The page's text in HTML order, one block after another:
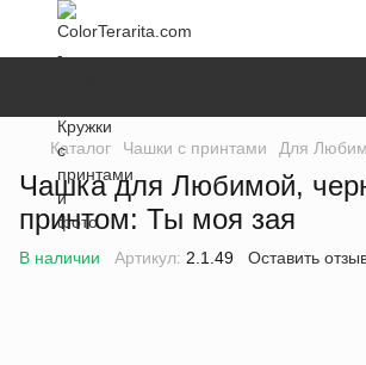
Каталог Чашки с принтами Для
Чашка для Любимой,
принтом: Ты моя зая
В наличии Артикул: 2.1.49 Оставить